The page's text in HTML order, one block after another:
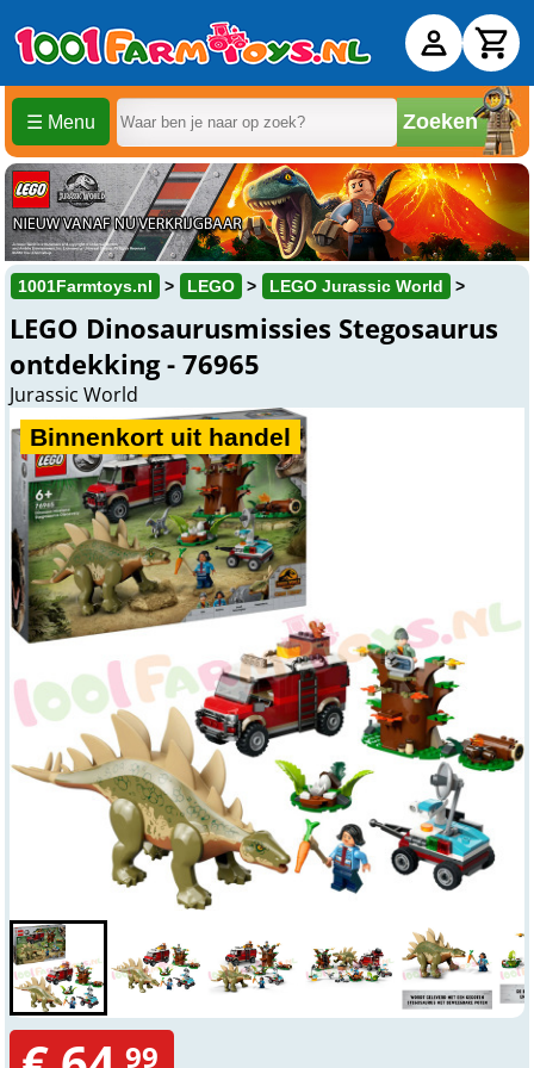
☰ Menu Zoeken
1001Farmtoys.nl LEGO LEGO Jurassic World
LEGO Dinosaurusmissies Stegosaurus
ontdekking - 76965
Jurassic World
Binnenkort uit handel
99